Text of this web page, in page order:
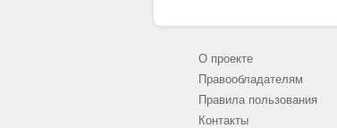
О проекте
Правообладателям
Правила пользования
Контакты